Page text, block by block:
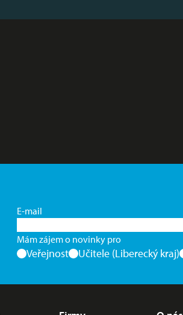
E-mail
Mám zájem o novinky pro
Veřejnost Učitele (Liberecký kraj)